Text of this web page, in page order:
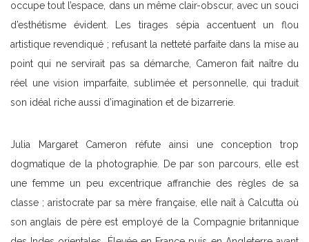
occupe tout l’espace, dans un même clair-obscur, avec un souci
d’esthétisme évident. Les tirages sépia accentuent un flou
artistique revendiqué ; refusant la netteté parfaite dans la mise au
point qui ne servirait pas sa démarche, Cameron fait naître du
réel une vision imparfaite, sublimée et personnelle, qui traduit
son idéal riche aussi d’imagination et de bizarrerie.
Julia Margaret Cameron réfute ainsi une conception trop
dogmatique de la photographie. De par son parcours, elle est
une femme un peu excentrique affranchie des règles de sa
classe ; aristocrate par sa mère française, elle naît à Calcutta où
son anglais de père est employé de la Compagnie britannique